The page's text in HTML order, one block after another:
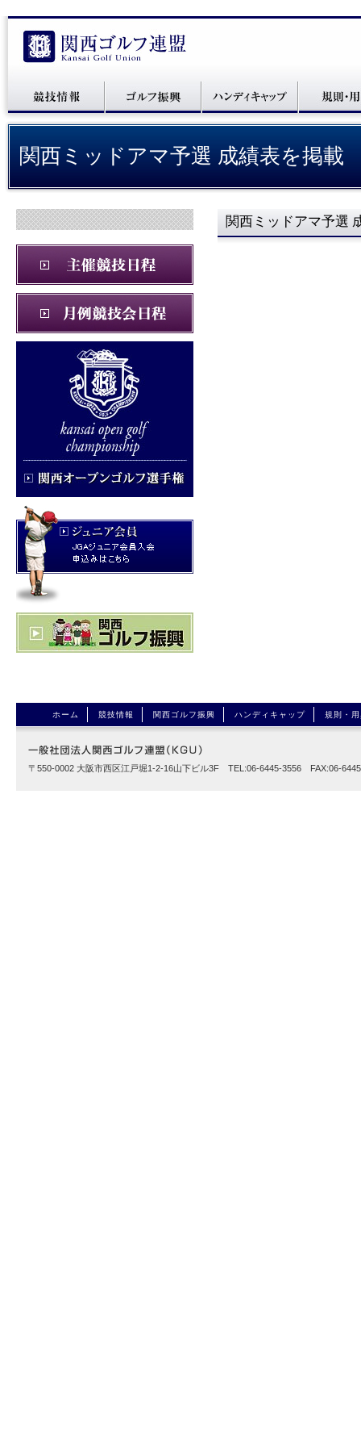
関西ミッドアマ予選 成績表を掲載
関西ミッドアマ予選
ホーム 競技情報 関西ゴルフ振興 ハンディキャップ 規則・
〒550-0002 大阪市西区江戸堀1-2-16山下ビル3F TEL:06-6445-3556 FAX:06-